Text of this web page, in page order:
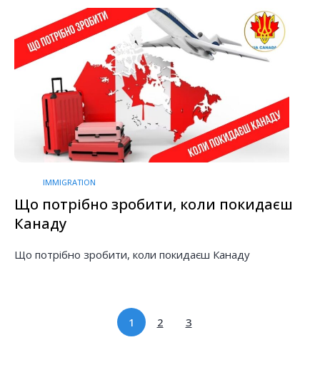
IMMIGRATION
Що потрібно зробити, коли покидаєш
Канаду
Що потрібно зробити, коли покидаєш Канаду
1 2 3